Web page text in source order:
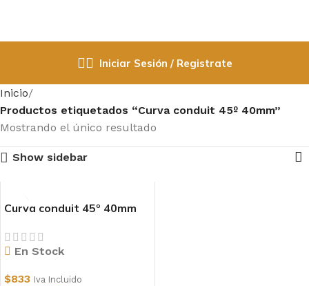
Iniciar Sesión / Registrate
Inicio
Productos etiquetados “Curva conduit 45º 40mm”
Mostrando el único resultado
Show sidebar
Curva conduit 45º 40mm
En Stock
$833 Iva Incluido